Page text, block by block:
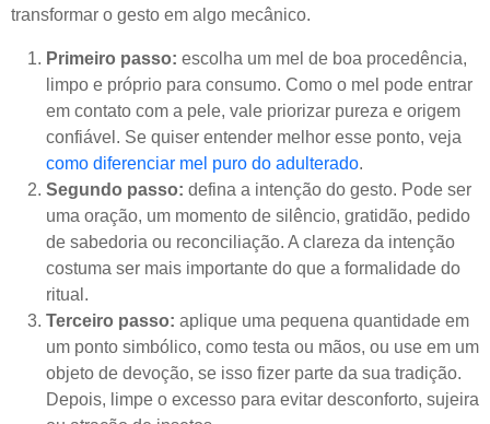
transformar o gesto em algo mecânico.
Primeiro passo: escolha um mel de boa procedência,
limpo e próprio para consumo. Como o mel pode entrar
em contato com a pele, vale priorizar pureza e origem
confiável. Se quiser entender melhor esse ponto, veja
como diferenciar mel puro do adulterado.
Segundo passo: defina a intenção do gesto. Pode ser
uma oração, um momento de silêncio, gratidão, pedido
de sabedoria ou reconciliação. A clareza da intenção
costuma ser mais importante do que a formalidade do
ritual.
Terceiro passo: aplique uma pequena quantidade em
um ponto simbólico, como testa ou mãos, ou use em um
objeto de devoção, se isso fizer parte da sua tradição.
Depois, limpe o excesso para evitar desconforto, sujeira